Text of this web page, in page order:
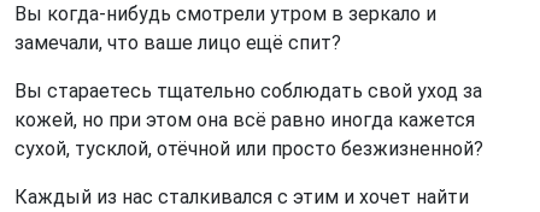
Вы когда-нибудь смотрели утром в зеркало и
замечали, что ваше лицо ещё спит?
Вы стараетесь тщательно соблюдать свой уход за
кожей, но при этом она всё равно иногда кажется
сухой, тусклой, отёчной или просто безжизненной?
Каждый из нас сталкивался с этим и хочет найти